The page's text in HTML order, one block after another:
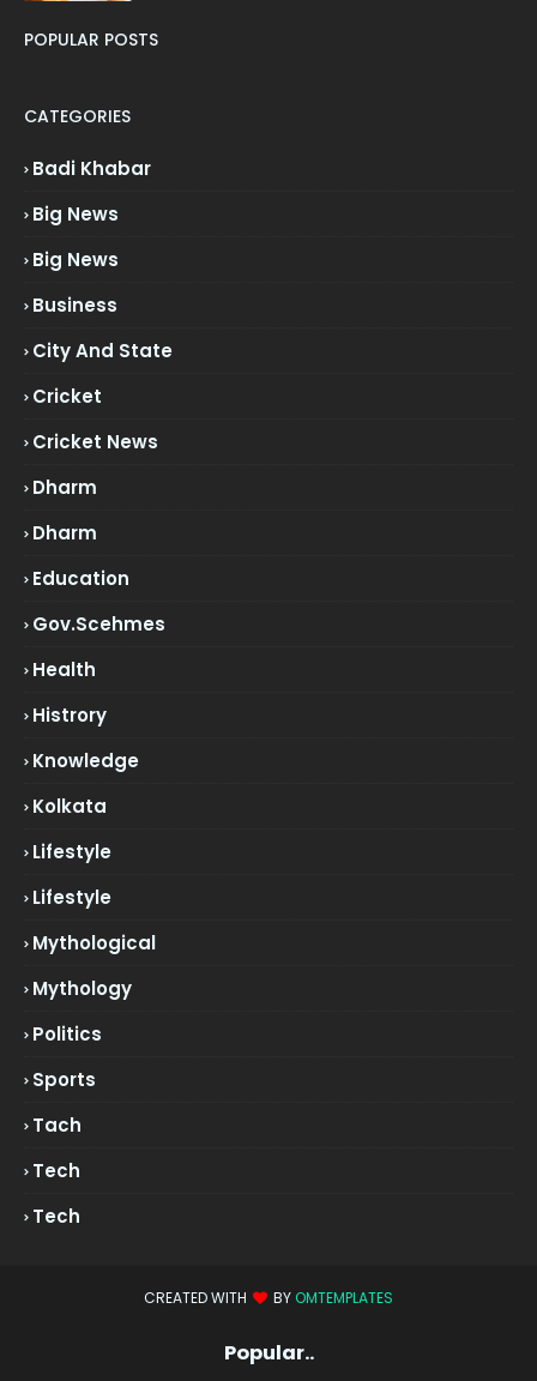
POPULAR POSTS
CATEGORIES
Badi Khabar
Big News
Big News
Business
City And State
Cricket
Cricket News
Dharm
Dharm
Education
Gov.scehmes
Health
Histrory
Knowledge
Kolkata
Lifestyle
Lifestyle
Mythological
Mythology
Politics
Sports
Tach
Tech
Tech
CREATED WITH BY OMTEMPLATES
Popular..